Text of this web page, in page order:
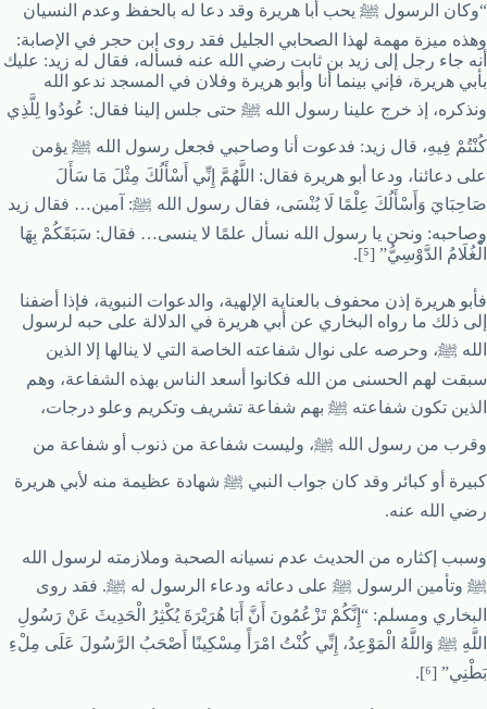
“وكان الرسول ﷺ يحب أبا هريرة وقد دعا له بالحفظ وعدم النسيان
وهذه ميزة مهمة لهذا الصحابي الجليل فقد روى ابن حجر في الإصابة:
أنه جاء رجل إلى زيد بن ثابت رضي الله عنه فسأله، فقال له زيد: عليك
بأبي هريرة، فإني بينما أنا وأبو هريرة وفلان في المسجد ندعو الله
ونذكره، إذ خرج علينا رسول الله ﷺ حتى جلس إلينا فقال: عُودُوا لِلَّذِي
كُنْتُمْ فِيهِ، قال زيد: فدعوت أنا وصاحبي فجعل رسول الله ﷺ يؤمن
على دعائنا، ودعا أبو هريرة فقال: اللَّهُمَّ إِنِّي أَسْأَلُكَ مِثْلَ مَا سَأَلَ
صَاحِبَايَ وَأَسْأَلُكَ عِلْمًا لَا يُنْسَى، فقال رسول الله ﷺ: آمين… فقال زيد
وصاحبه: ونحن يا رسول الله نسأل علمًا لا ينسى… فقال: سَبَقَكُمْ بِهَا
الْغُلَامُ الدَّوْسِيُّ” [⁵].
فأبو هريرة إذن محفوف بالعناية الإلهية، والدعوات النبوية، فإذا أضفنا
إلى ذلك ما رواه البخاري عن أبي هريرة في الدلالة على حبه لرسول
الله ﷺ، وحرصه على نوال شفاعته الخاصة التي لا ينالها إلا الذين
سبقت لهم الحسنى من الله فكانوا أسعد الناس بهذه الشفاعة، وهم
الذين تكون شفاعته ﷺ بهم شفاعة تشريف وتكريم وعلو درجات،
وقرب من رسول الله ﷺ، وليست شفاعة من ذنوب أو شفاعة من
كبيرة أو كبائر وقد كان جواب النبي ﷺ شهادة عظيمة منه لأبي هريرة
رضي الله عنه.
وسبب إكثاره من الحديث عدم نسيانه الصحبة وملازمته لرسول الله
ﷺ وتأمين الرسول ﷺ على دعائه ودعاء الرسول له ﷺ. فقد روى
البخاري ومسلم: “إِنَّكُمْ تَزْعُمُونَ أَنَّ أَبَا هُرَيْرَةَ يُكْثِرُ الْحَدِيثَ عَنْ رَسُولِ
اللَّهِ ﷺ وَاللَّهُ الْمَوْعِدُ، إِنِّي كُنْتُ امْرَأً مِسْكِينًا أَصْحَبُ الرَّسُولَ عَلَى مِلْءِ
بَطْنِي” [⁶].